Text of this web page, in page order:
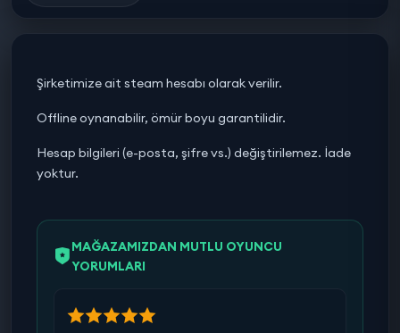
Şirketimize ait steam hesabı olarak verilir.
Offline oynanabilir, ömür boyu garantilidir.
Hesap bilgileri (e-posta, şifre vs.) değiştirilemez. İade
yoktur.
MAĞAZAMIZDAN MUTLU OYUNCU
YORUMLARI